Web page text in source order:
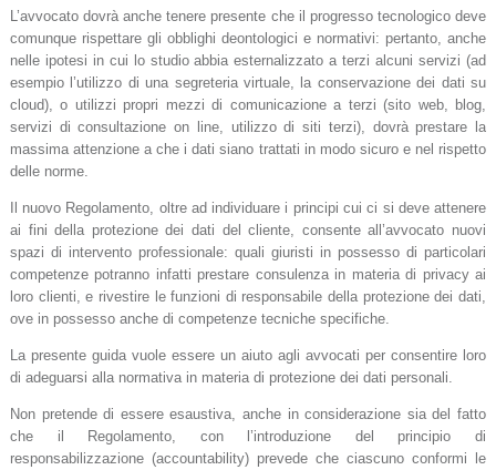
L’avvocato dovrà anche tenere presente che il progresso tecnologico deve
comunque rispettare gli obblighi deontologici e normativi: pertanto, anche
nelle ipotesi in cui lo studio abbia esternalizzato a terzi alcuni servizi (ad
esempio l’utilizzo di una segreteria virtuale, la conservazione dei dati su
cloud), o utilizzi propri mezzi di comunicazione a terzi (sito web, blog,
servizi di consultazione on line, utilizzo di siti terzi), dovrà prestare la
massima attenzione a che i dati siano trattati in modo sicuro e nel rispetto
delle norme.
Il nuovo Regolamento, oltre ad individuare i principi cui ci si deve attenere
ai fini della protezione dei dati del cliente, consente all’avvocato nuovi
spazi di intervento professionale: quali giuristi in possesso di particolari
competenze potranno infatti prestare consulenza in materia di privacy ai
loro clienti, e rivestire le funzioni di responsabile della protezione dei dati,
ove in possesso anche di competenze tecniche specifiche.
La presente guida vuole essere un aiuto agli avvocati per consentire loro
di adeguarsi alla normativa in materia di protezione dei dati personali.
Non pretende di essere esaustiva, anche in considerazione sia del fatto
che il Regolamento, con l’introduzione del principio di
responsabilizzazione (accountability) prevede che ciascuno conformi le